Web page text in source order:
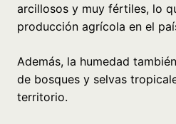
arcillosos y muy fértiles, lo
producción agrícola en el
Además, la humedad
de bosques y selvas
territorio.